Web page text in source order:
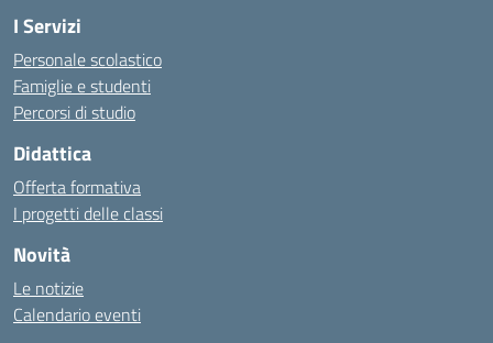
I Servizi
Personale scolastico
Famiglie e studenti
Percorsi di studio
Didattica
Offerta formativa
I progetti delle classi
Novità
Le notizie
Calendario eventi